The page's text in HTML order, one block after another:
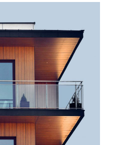
DESIGN
Cladding